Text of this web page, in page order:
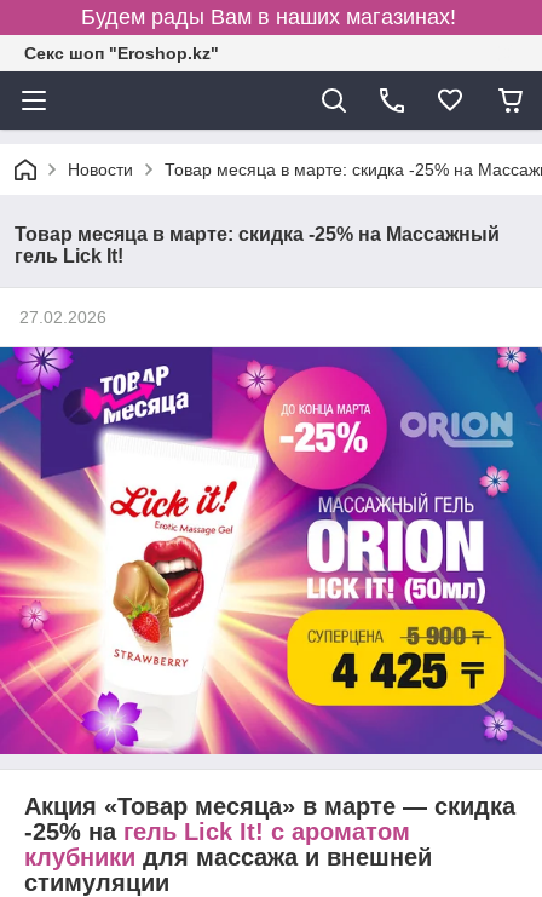
Будем рады Вам в наших магазинах!
Секс шоп "Eroshop.kz"
Новости Товар месяца в марте: скидка -25% на
Товар месяца в марте: скидка -25% на Массажный
гель Lick It!
27.02.2026
Акция «Товар месяца» в марте — скидка
-25% на гель Lick It! с ароматом
клубники для массажа и внешней
стимуляции